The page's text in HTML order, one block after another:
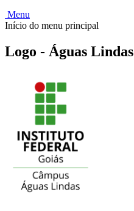
Menu
Início do menu principal
Logo - Águas Lindas